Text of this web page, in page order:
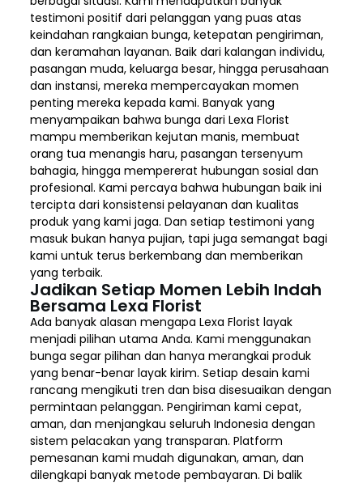
testimoni positif dari pelanggan yang puas atas
keindahan rangkaian bunga, ketepatan pengiriman,
dan keramahan layanan. Baik dari kalangan individu,
pasangan muda, keluarga besar, hingga perusahaan
dan instansi, mereka mempercayakan momen
penting mereka kepada kami. Banyak yang
menyampaikan bahwa bunga dari Lexa Florist
mampu memberikan kejutan manis, membuat
orang tua menangis haru, pasangan tersenyum
bahagia, hingga mempererat hubungan sosial dan
profesional. Kami percaya bahwa hubungan baik ini
tercipta dari konsistensi pelayanan dan kualitas
produk yang kami jaga. Dan setiap testimoni yang
masuk bukan hanya pujian, tapi juga semangat bagi
kami untuk terus berkembang dan memberikan
yang terbaik.
Jadikan Setiap Momen Lebih Indah
Bersama Lexa Florist
Ada banyak alasan mengapa Lexa Florist layak
menjadi pilihan utama Anda. Kami menggunakan
bunga segar pilihan dan hanya merangkai produk
yang benar-benar layak kirim. Setiap desain kami
rancang mengikuti tren dan bisa disesuaikan dengan
permintaan pelanggan. Pengiriman kami cepat,
aman, dan menjangkau seluruh Indonesia dengan
sistem pelacakan yang transparan. Platform
pemesanan kami mudah digunakan, aman, dan
dilengkapi banyak metode pembayaran. Di balik